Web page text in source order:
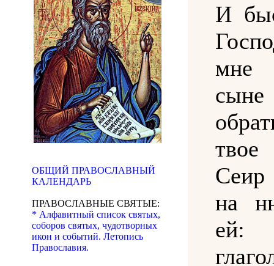
ОБЩИЙ ПРАВОСЛАВНЫЙ
КАЛЕНДАРЬ
ПРАВОСЛАВНЫЕ СВЯТЫЕ:
* Алфавитный список святых,
соборов святых, чудотворных
икон и событий. Летопись
Православия.
И
мне
сыне
Сеир
на